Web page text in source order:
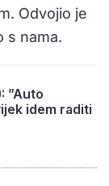
Odvojio je
s nama.
”Auto
idem raditi